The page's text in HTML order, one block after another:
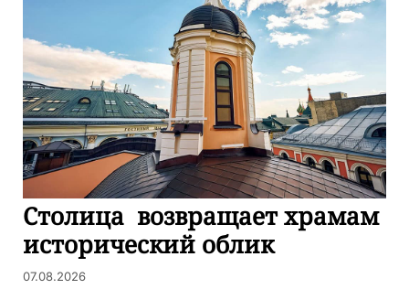
Столица возвращает храмам
исторический облик
07.08.2026